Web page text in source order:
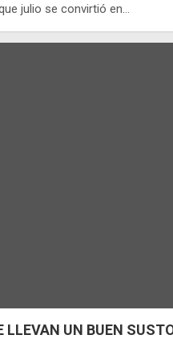
julio se convirtió en…
LLEVAN UN BUEN